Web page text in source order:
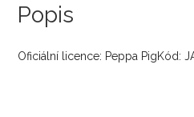
Popis
Oficiální licence: Peppa PigKód: